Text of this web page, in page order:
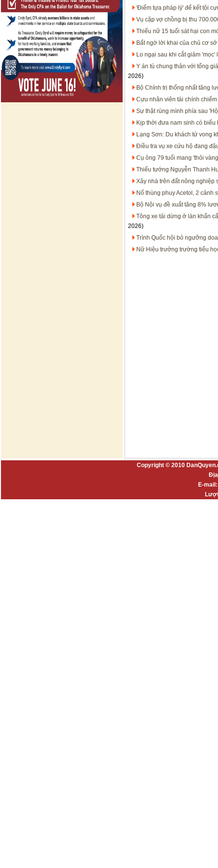
'Điểm tựa pháp lý' để kết tội
Vụ cặp vợ chồng bị thu
Thiếu nữ 15 tuổi sát hại con
Bất ngờ lời khai của chủ cơ
Lo ngại sau khi cắt giảm
Y án tù chung thân với tổng
2026)
Bộ Chính trị thống nhất tăng
Cựu nhân viên tài chính
Sự thật rùng mình phía sau
Kịp thời đưa nam sinh có
Lạng Sơn: Du khách tử vong
Điều tra vụ xe cứu hộ đang
Cụ ông 79 tuổi mang 'thỏi
Thiếu tướng Nguyễn Thanh
Xây nhà trên đất nông nghiệp
Nổ thùng phuy Acetol, 2 cảnh
Bộ Nội vụ đề xuất tăng 8%
Tông xe tải dừng ở làn khẩn
2026)
Trình Quốc hội bỏ ngưỡng
Nữ Hiệu trưởng trường tiểu
Copyright © 2010
E-